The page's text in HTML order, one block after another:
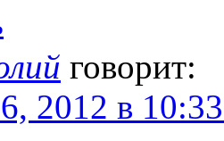
говорит:
2012 в